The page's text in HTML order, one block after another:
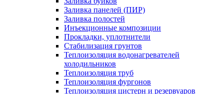
Заливка панелей (ПИР)
Заливка полостей
Инъекционные композиции
Прокладки, уплотнители
Стабилизация грунтов
Теплоизоляция водонагревателей
холодильников
Теплоизоляция труб
Теплоизоляция фургонов
Теплоизоляция цистерн и резервуаров